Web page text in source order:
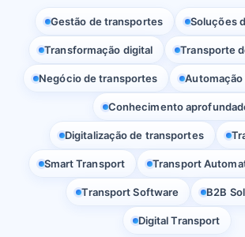
Gestão de transportes Soluções
Transformação digital Transporte
Negócio de transportes
Conhecimento
Digitalização de transportes
Smart Transport Transport
Transport Software B2B
Digital Transport